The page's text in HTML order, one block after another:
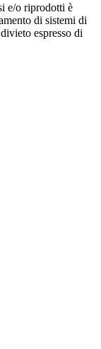
e/o riprodotti è
di sistemi di
espresso di